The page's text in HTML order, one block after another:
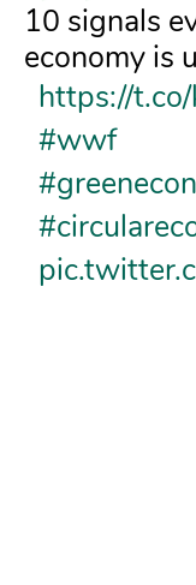
10 signals
economy is
https://
#wwf